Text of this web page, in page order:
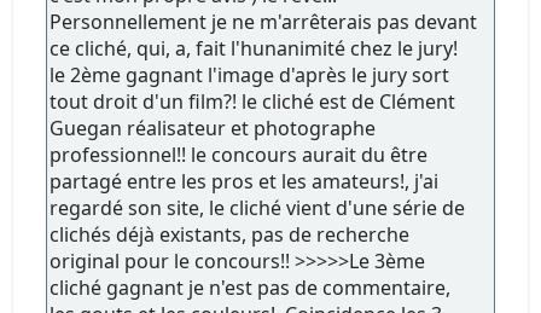
Personnellement je ne m'arrêterais pas devant
ce cliché, qui, a, fait l'hunanimité chez le jury!
le 2ème gagnant l'image d'après le jury sort
tout droit d'un film?! le cliché est de Clément
Guegan réalisateur et photographe
professionnel!! le concours aurait du être
partagé entre les pros et les amateurs!, j'ai
regardé son site, le cliché vient d'une série de
clichés déjà existants, pas de recherche
original pour le concours!! >>>>>Le 3ème
cliché gagnant je n'est pas de commentaire,